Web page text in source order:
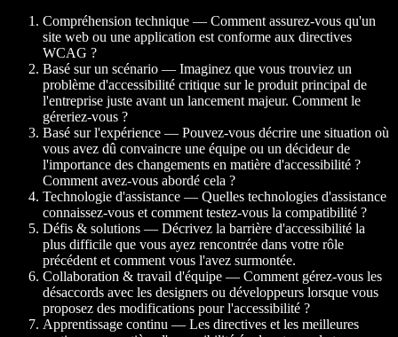
Compréhension technique — Comment assurez-vous qu'un
site web ou une application est conforme aux directives
WCAG ?
Basé sur un scénario — Imaginez que vous trouviez un
problème d'accessibilité critique sur le produit principal de
l'entreprise juste avant un lancement majeur. Comment le
géreriez-vous ?
Basé sur l'expérience — Pouvez-vous décrire une situation où
vous avez dû convaincre une équipe ou un décideur de
l'importance des changements en matière d'accessibilité ?
Comment avez-vous abordé cela ?
Technologie d'assistance — Quelles technologies d'assistance
connaissez-vous et comment testez-vous la compatibilité ?
Défis & solutions — Décrivez la barrière d'accessibilité la
plus difficile que vous ayez rencontrée dans votre rôle
précédent et comment vous l'avez surmontée.
Collaboration & travail d'équipe — Comment gérez-vous les
désaccords avec les designers ou développeurs lorsque vous
proposez des modifications pour l'accessibilité ?
Apprentissage continu — Les directives et les meilleures